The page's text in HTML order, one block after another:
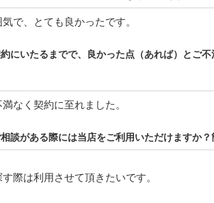
で、とても良かったです。
にいたるまでで、良かった点（あれば）とご
なく契約に至れました。
談がある際には当店をご利用いただけますか
際は利用させて頂きたいです。